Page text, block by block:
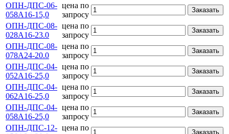
ОПН-ДПС-06-
058А16-15,0
цена по
запросу
Заказать
ОПН-ДПС-08-
028А16-23.0
цена по
запросу
Заказать
ОПН-ДПС-08-
078А24-20.0
цена по
запросу
Заказать
ОПН-ДПС-04-
052А16-25,0
цена по
запросу
Заказать
ОПН-ДПС-04-
062А16-25,0
цена по
запросу
Заказать
ОПН-ДПС-04-
058А16-25,0
цена по
запросу
Заказать
ОПН-ДПС-12- цена по
Заказать